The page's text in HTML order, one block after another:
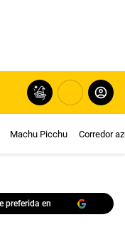
Machu Picchu Corredor
preferida en